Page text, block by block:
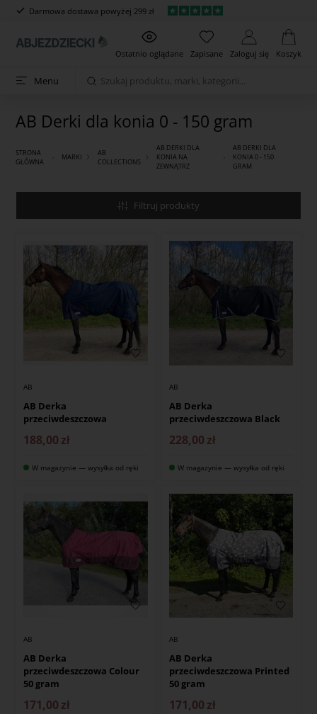
Darmowa dostawa powyżej 299 zł
Ostatnio oglądane Zapisane Zaloguj się Koszyk
Menu
AB Derki dla konia 0 - 150 gram
STRONA
GŁÓWNA
MARKI
AB
COLLECTIONS
AB DERKI DLA
KONIA NA
ZEWNĄTRZ
AB DERKI DLA
KONIA 0 - 150
GRAM
Filtruj produkty
AB
AB Derka
przeciwdeszczowa
188,00 zł
W magazynie — wysyłka od ręki
AB
AB Derka
przeciwdeszczowa Black
228,00 zł
W magazynie — wysyłka od ręki
AB
AB Derka
przeciwdeszczowa Colour
50 gram
171,00 zł
AB
AB Derka
przeciwdeszczowa Printed
50 gram
171,00 zł